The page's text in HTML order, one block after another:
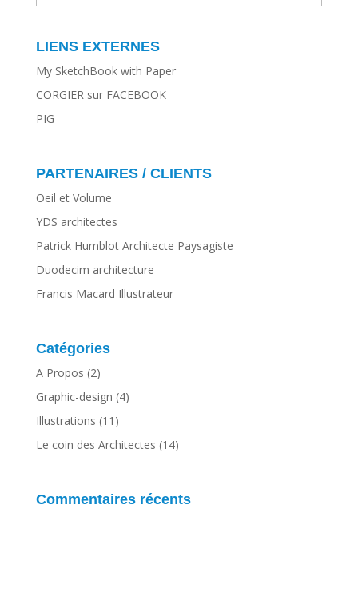
LIENS EXTERNES
My SketchBook with Paper
CORGIER sur FACEBOOK
PIG
PARTENAIRES / CLIENTS
Oeil et Volume
YDS architectes
Patrick Humblot Architecte Paysagiste
Duodecim architecture
Francis Macard Illustrateur
Catégories
A Propos (2)
Graphic-design (4)
Illustrations (11)
Le coin des Architectes (14)
Commentaires récents